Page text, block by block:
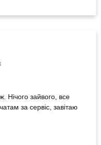
Нічого зайвого, все
за сервіс, завітаю